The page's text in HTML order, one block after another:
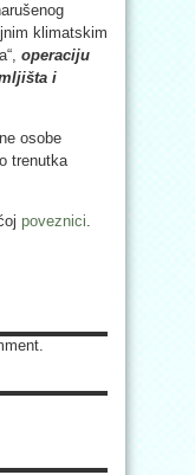
klimatskim
operaciju
i
osobe
trenutka
poveznici.